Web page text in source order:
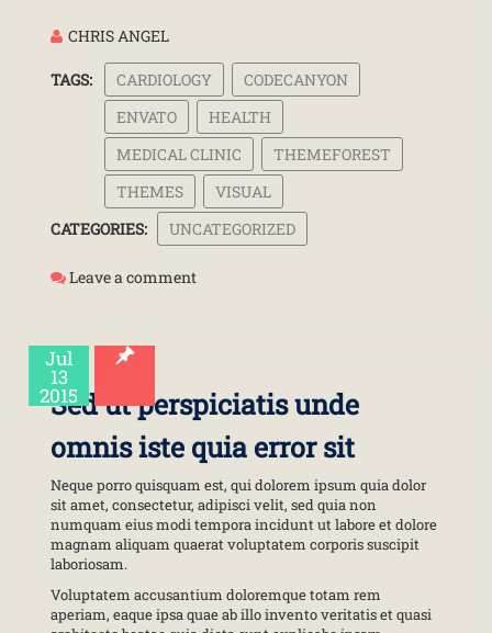
CHRIS ANGEL
TAGS: CARDIOLOGY
CODECANYON
ENVATO
HEALTH
MEDICAL CLINIC
THEMEFOREST
THEMES
VISUAL
CATEGORIES:
UNCATEGORIZED
Leave a comment
Jul
13
2015
Sed ut perspiciatis unde
omnis iste quia error sit
Neque porro quisquam est, qui dolorem ipsum quia dolor
sit amet, consectetur, adipisci velit, sed quia non
numquam eius modi tempora incidunt ut labore et dolore
magnam aliquam quaerat voluptatem corporis suscipit
laboriosam.
Voluptatem accusantium doloremque totam rem
aperiam, eaque ipsa quae ab illo invento veritatis et quasi